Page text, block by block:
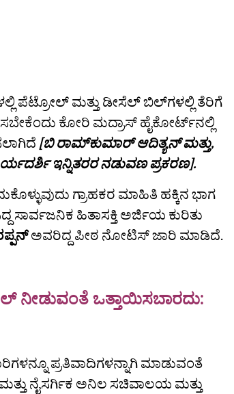
ಪೆಟ್ರೋಲ್ ಮತ್ತು ಡೀಸೆಲ್ ಬಿಲ್‌ಗಳಲ್ಲಿ ತೆರಿಗೆ
ಕೋರಿ ಮದ್ರಾಸ್ ಹೈಕೋರ್ಟ್‌ನಲ್ಲಿ
[ಬಿ ರಾಮ್‌ಕುಮಾರ್ ಆದಿತ್ಯನ್ ಮತ್ತು,
ಇನ್ನಿತರರ ನಡುವಣ ಪ್ರಕರಣ].
ಗ್ರಾಹಕರ ಮಾಹಿತಿ ಹಕ್ಕಿನ ಭಾಗ
ಸಾರ್ವಜನಿಕ ಹಿತಾಸಕ್ತಿ ಅರ್ಜಿಯ ಕುರಿತು
ಅವರಿದ್ದ ಪೀಠ ನೋಟಿಸ್ ಜಾರಿ ಮಾಡಿದೆ.
ನೀಡುವಂತೆ ಒತ್ತಾಯಿಸಬಾರದು:
ಪ್ರತಿವಾದಿಗಳನ್ನಾಗಿ ಮಾಡುವಂತೆ
ನೈಸರ್ಗಿಕ ಅನಿಲ ಸಚಿವಾಲಯ ಮತ್ತು